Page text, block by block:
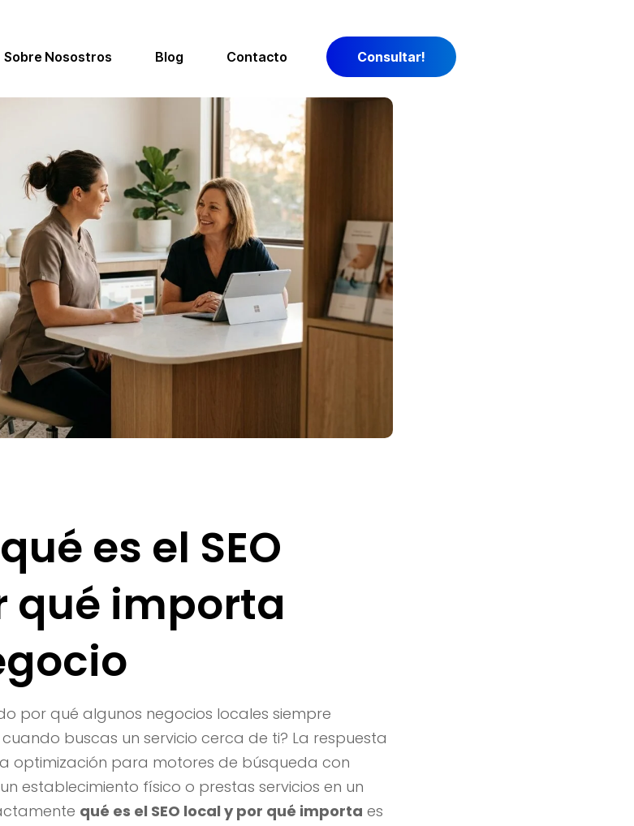
Sobre Nosostros Blog Contacto Consultar!
es el SEO
qué importa
por qué algunos negocios locales siempre
buscas un servicio cerca de ti? La respuesta
optimización para motores de búsqueda con
establecimiento físico o prestas servicios en un
qué es el SEO local y por qué importa es